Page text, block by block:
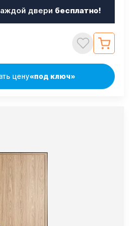
двери бесплатно!
цену«под ключ»